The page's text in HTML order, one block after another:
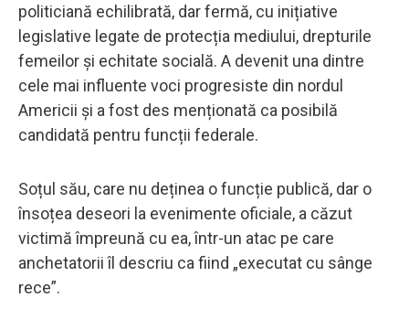
politiciană echilibrată, dar fermă, cu inițiative
legislative legate de protecția mediului, drepturile
femeilor și echitate socială. A devenit una dintre
cele mai influente voci progresiste din nordul
Americii și a fost des menționată ca posibilă
candidată pentru funcții federale.
Soțul său, care nu deținea o funcție publică, dar o
însoțea deseori la evenimente oficiale, a căzut
victimă împreună cu ea, într-un atac pe care
anchetatorii îl descriu ca fiind „executat cu sânge
rece”.